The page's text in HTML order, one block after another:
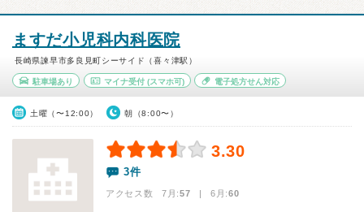
ますだ小児科内科医院
長崎県諫早市多良見町シーサイド（喜々津駅）
駐車場あり マイナ受付(スマホ可) 電子処方せん対応
土曜（〜12:00） 朝（8:00〜）
3.30
3件
アクセス数 7月:57 | 6月:60